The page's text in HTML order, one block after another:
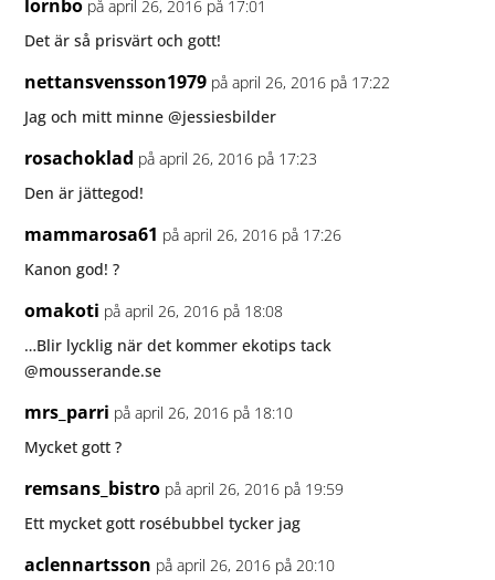
lornbo på april 26, 2016 på 17:01
Det är så prisvärt och gott!
nettansvensson1979 på april 26, 2016 på 17:22
Jag och mitt minne @jessiesbilder
rosachoklad på april 26, 2016 på 17:23
Den är jättegod!
mammarosa61 på april 26, 2016 på 17:26
Kanon god! ?
omakoti på april 26, 2016 på 18:08
…Blir lycklig när det kommer ekotips tack
@mousserande.se
mrs_parri på april 26, 2016 på 18:10
Mycket gott ?
remsans_bistro på april 26, 2016 på 19:59
Ett mycket gott rosébubbel tycker jag
aclennartsson på april 26, 2016 på 20:10